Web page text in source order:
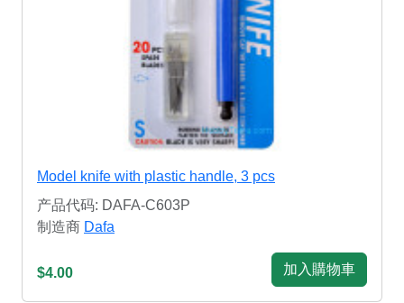
Model knife with plastic handle, 3 pcs
产品代码: DAFA-C603P
制造商 Dafa
$4.00 加入購物車